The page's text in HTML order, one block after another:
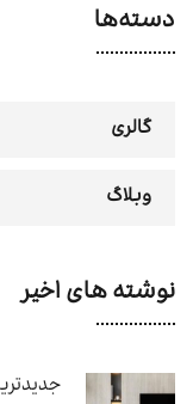
دسته‌ها
گالری
وبلاگ
نوشته های اخیر